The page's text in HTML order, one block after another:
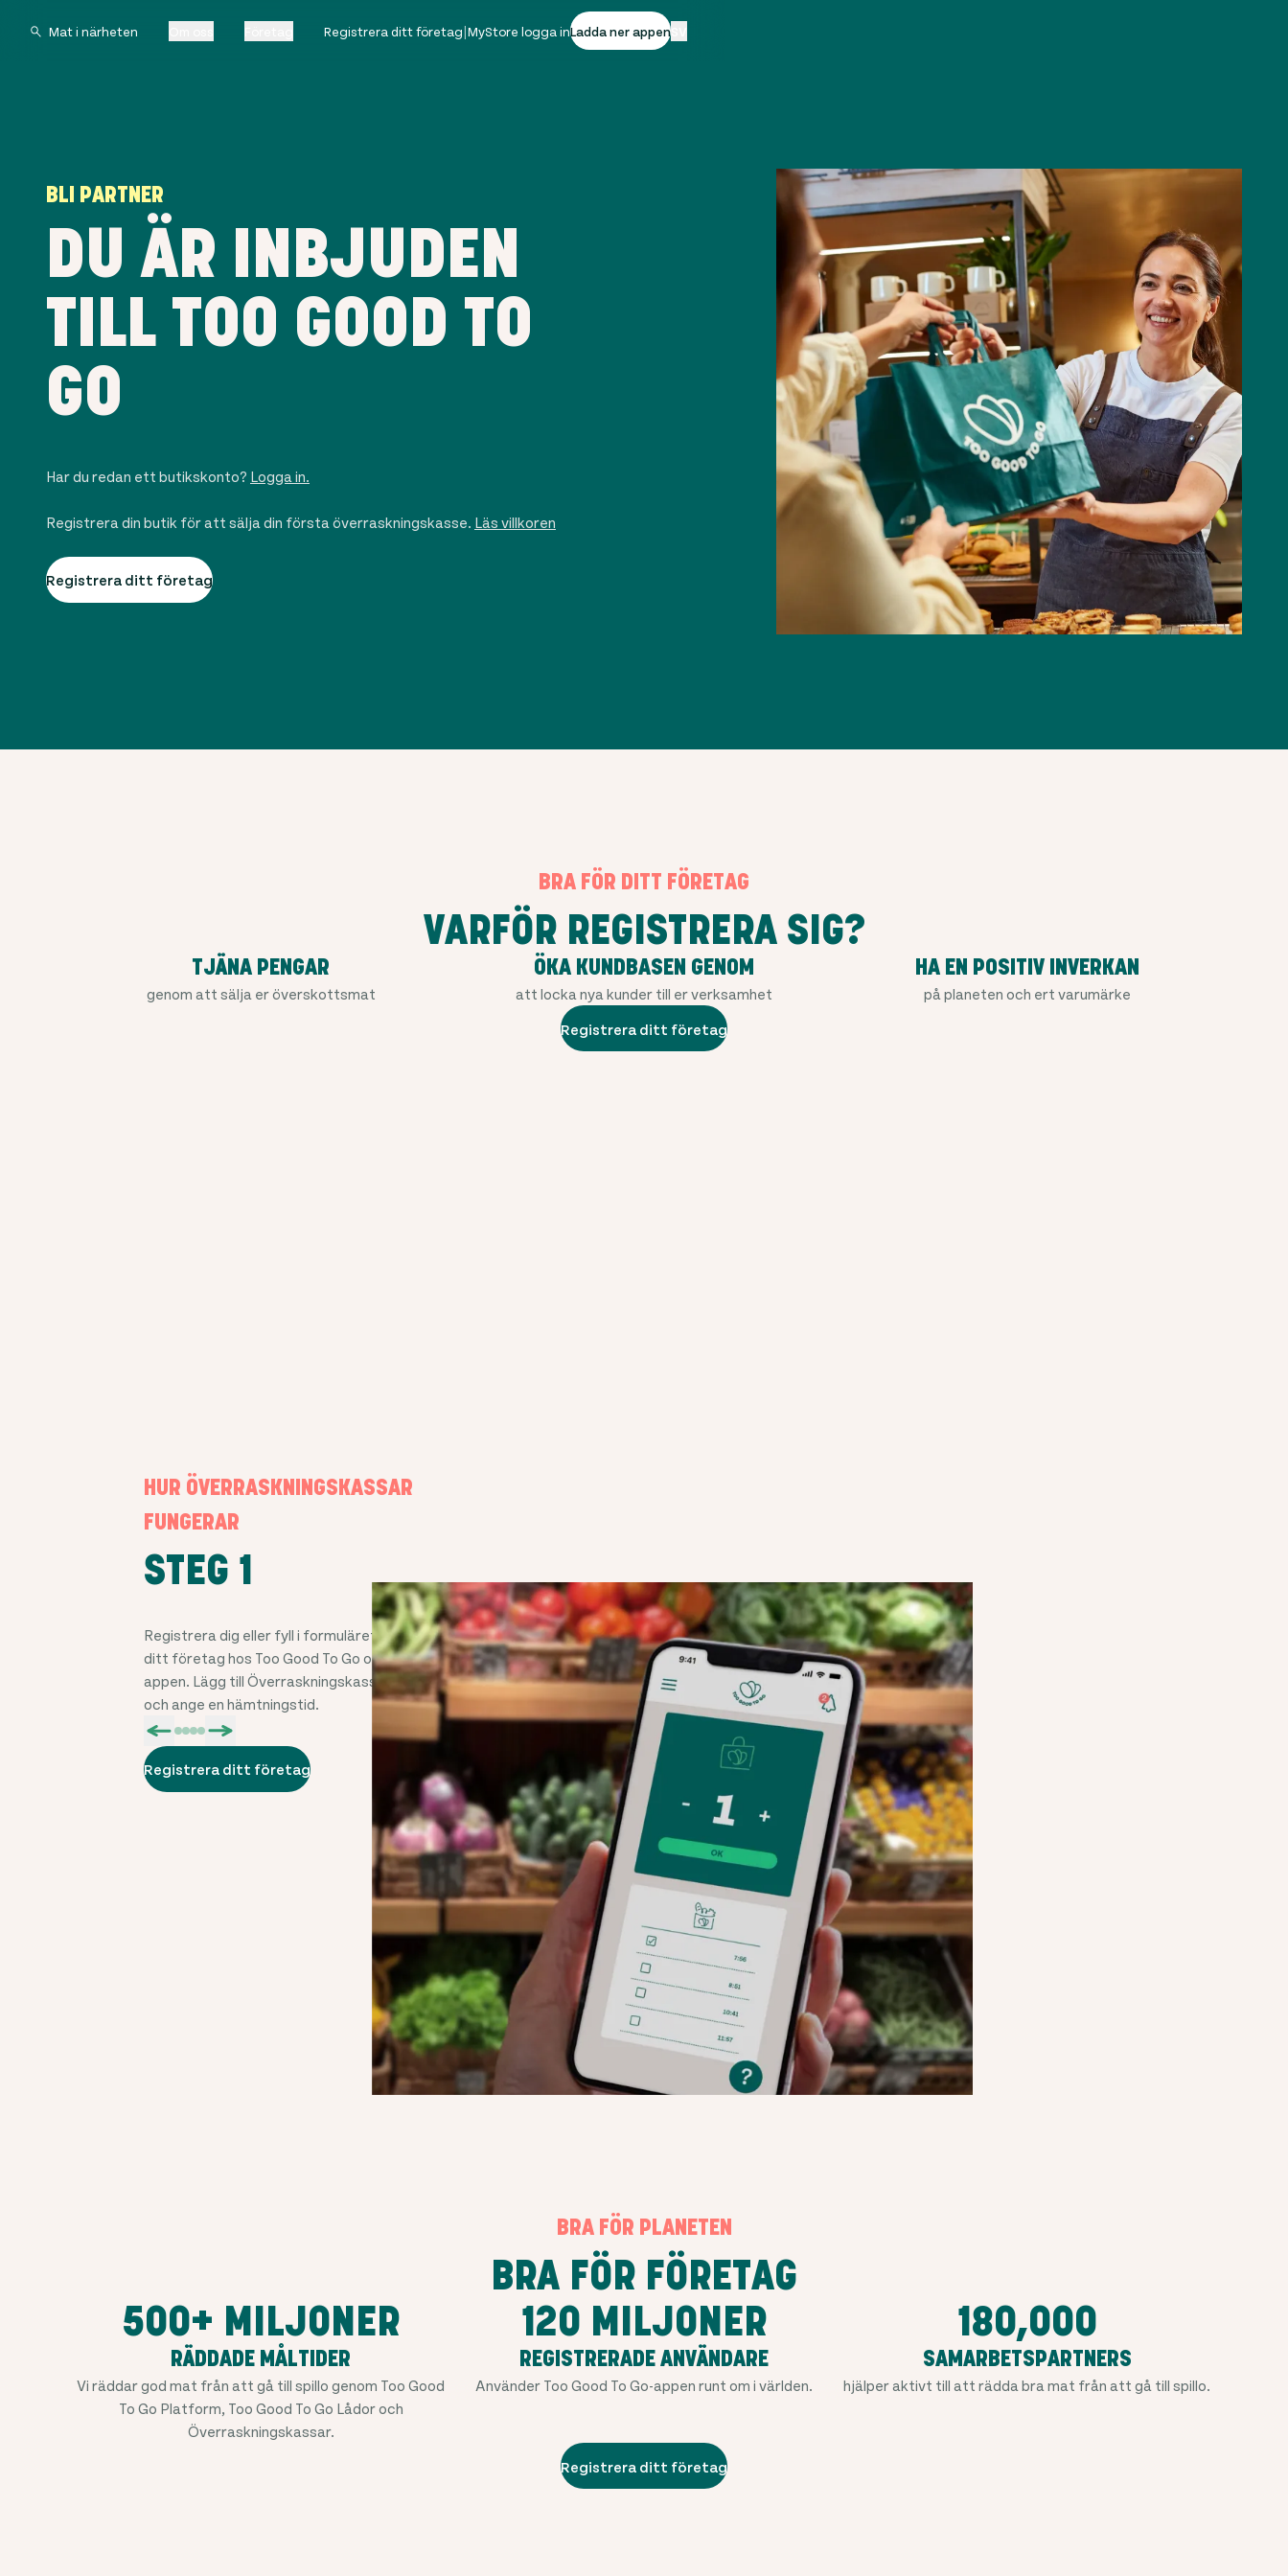
Registrera ditt företag|MyStore logga inLadda ner appen
BLI PARTNER
DU ÄR INBJUDEN
TILL TOO GOOD TO
GO
Har du redan ett butikskonto? Logga in.
Registrera din butik för att sälja din första överraskningskasse. Läs villkoren
Registrera ditt företag
BRA FÖR DITT FÖRETAG
VARFÖR REGISTRERA SIG?
TJÄNA PENGAR
genom att sälja er överskottsmat
ÖKA KUNDBASEN GENOM
att locka nya kunder till er verksamhet
HA EN POSITIV INVERKAN
på planeten och ert varumärke
Registrera ditt företag
HUR ÖVERRASKNINGSKASSAR
FUNGERAR
STEG 1
Registrera dig eller fyll i formuläret för att registrera
ditt företag hos Too Good To Go och kom igång med
appen. Lägg till Överraskningskassar, prisuppgifter
och ange en hämtningstid.
Lokala användare öppnar appen och kan nu se din
butiksprofil på kartan och reservera dina
Överraskningskassar för upphämtning.
Registrera ditt företag
BRA FÖR PLANETEN
BRA FÖR FÖRETAG
500+ MILJONER
RÄDDADE MÅLTIDER
Vi räddar god mat från att gå till spillo genom Too Good
To Go Platform, Too Good To Go Lådor och
Överraskningskassar.
120 MILJONER
REGISTRERADE ANVÄNDARE
Använder Too Good To Go-appen runt om i världen.
180,000
SAMARBETSPARTNERS
hjälper aktivt till att rädda bra mat från att gå till spillo.
Registrera ditt företag